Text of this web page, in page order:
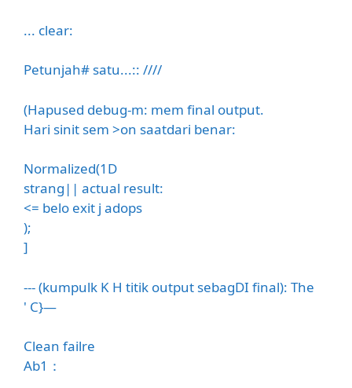
... clear:
Petunjah# satu...:: ////
(Hapused debug-m: mem final output.
Hari sinit sem >on saatdari benar:
Normalized(1D
strang|| actual result:
<= belo exit j adops
);
]
--- (kumpulk K H titik output sebagDI final): The
' C}—
Clean failre
Ab1：